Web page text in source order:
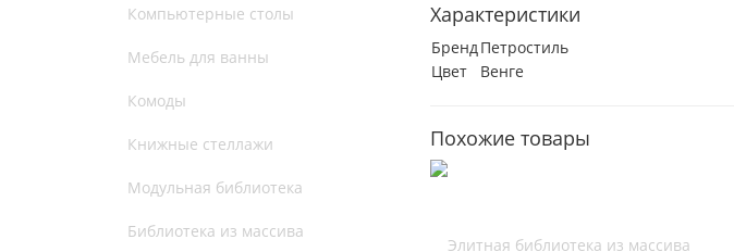
Компьютерные столы
Мебель для ванны
Комоды
Книжные стеллажи
Модульная библиотека
Библиотека из массива
Характеристики
БрендПетростиль
Цвет
Венге
Похожие товары